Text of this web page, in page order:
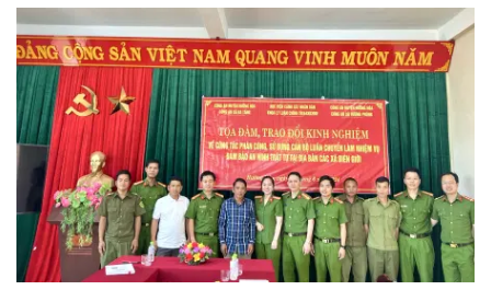
và chủ trì buổi lễ.